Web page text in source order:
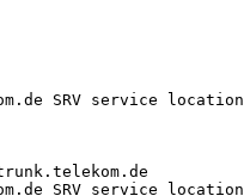
SRV service
SRV service